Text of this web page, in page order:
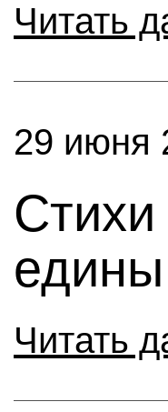
Читать
29 июня
едины
Читать